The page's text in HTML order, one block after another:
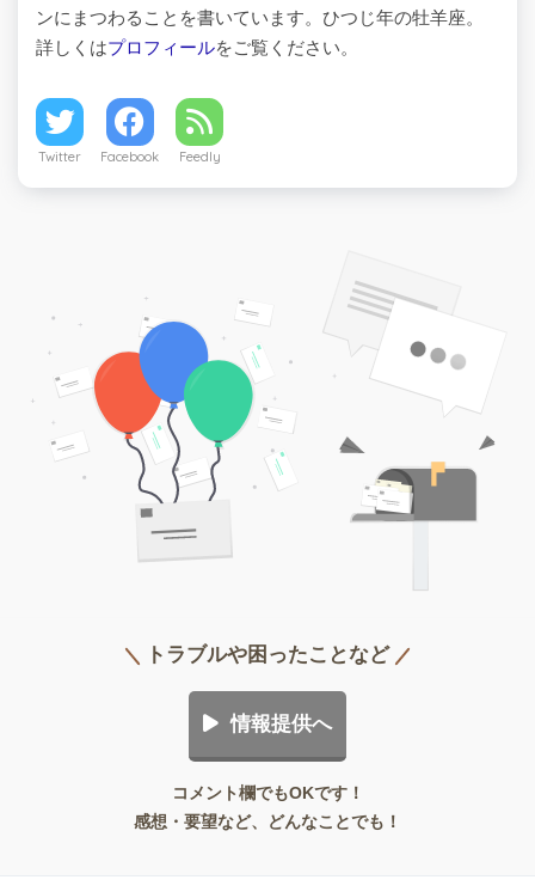
ンにまつわることを書いています。ひつじ年の牡羊座。
詳しくはプロフィールをご覧ください。
Twitter Facebook Feedly
トラブルや困ったことなど
情報提供へ
コメント欄でもOKです！
感想・要望など、どんなことでも！